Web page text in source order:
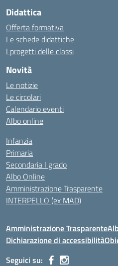
Didattica
Offerta formativa
Le schede didattiche
I progetti delle classi
Novità
Le notizie
Le circolari
Calendario eventi
Albo online
Infanzia
Primaria
Secondaria I grado
Albo Online
Amministrazione Trasparente
INTERPELLO (ex MAD)
Amministrazione Trasparente
Dichiarazione di accessibilità
Seguici su: